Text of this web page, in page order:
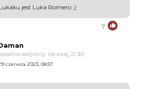
jest Luka Romero ;)
7
aktywny: Wczoraj, 21:30)
czerwca 2023, 08:57